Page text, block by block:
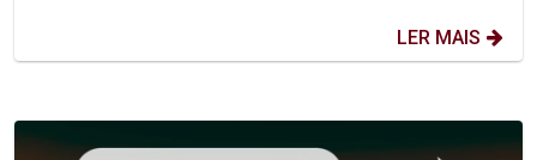
LER MAIS